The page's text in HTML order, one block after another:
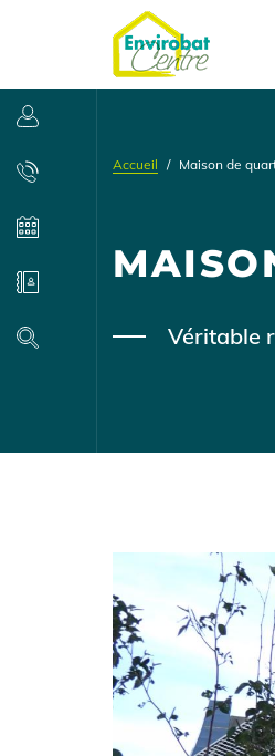
principal
Accueil Maison de
Body
Véritable
compte
l'utilisateur
Contact
Annuaire
Recherche
Illustration